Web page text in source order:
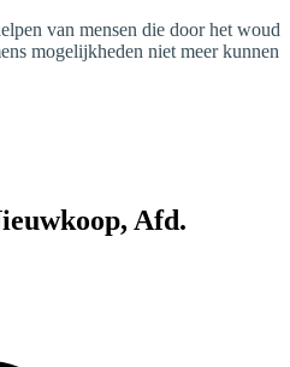
van mensen die door het woud
mogelijkheden niet meer kunnen
Afd.